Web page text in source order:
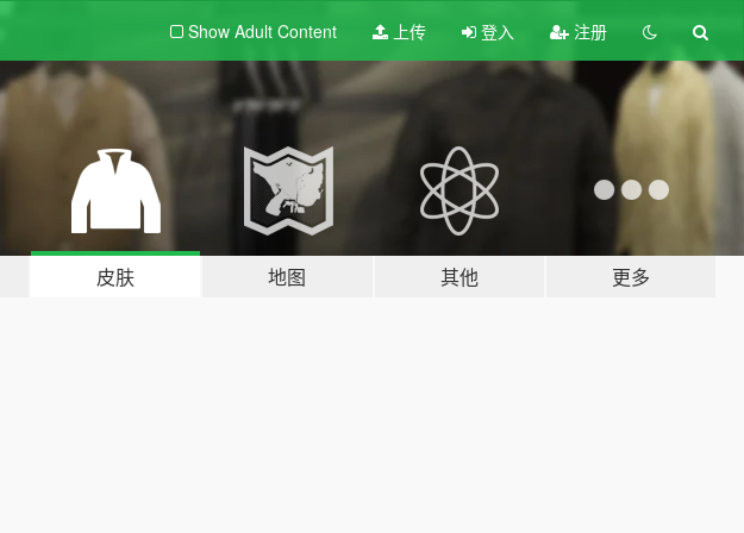
Show Adult Content 上传 登入 注册
皮肤 地图 其他 更多